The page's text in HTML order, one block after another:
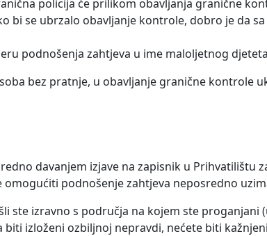
policija će prilikom obavljanja granične
bi se ubrzalo obavljanje kontrole, dobro je da
podnošenja zahtjeva u ime maloljetnog
bez pratnje, u obavljanje granične kontrole
davanjem izjave na zapisnik u Prihvatilištu
podnošenje zahtjeva neposredno
ste izravno s područja na kojem ste proganjani
izloženi ozbiljnoj nepravdi, nećete biti